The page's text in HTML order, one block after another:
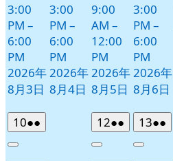
3:00
PM –
6:00
PM
2026年
8月3日
3:00
PM –
6:00
PM
2026年
8月4日
9:00
AM –
12:00
PM
2026年
8月5日
3:00
PM –
6:00
PM
2026年
8月6日
102026
年
●●
件
Close
122026
年
●●
件
Close
132026
年
●●
件
Close